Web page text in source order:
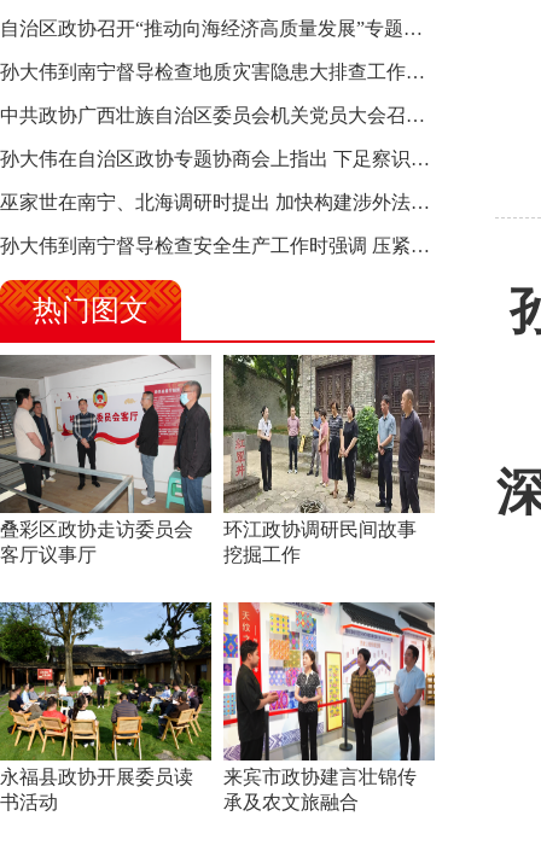
自治区政协召开“推动向海经济高质量发展”专题调研座谈会 钱学明出席并讲话
孙大伟到南宁督导检查地质灾害隐患大排查工作时强调 筑牢地质灾害安全防线 全力保障人民群众生命财产安全
中共政协广西壮族自治区委员会机关党员大会召开 选举产生新一届机关党委、机关纪委
孙大伟在自治区政协专题协商会上指出 下足察识谋督之功 恪尽服务大局之责 助推有色金属、关键金属产业高质量发展
巫家世在南宁、北海调研时提出 加快构建涉外法律供给集群 护航向海经济高质量发展
孙大伟到南宁督导检查安全生产工作时强调 压紧压实责任 狠抓隐患整治 坚决筑牢安全生产防线
热门图文
叠彩区政协走访委员会
客厅议事厅
环江政协调研民间故事
挖掘工作
永福县政协开展委员读
书活动
来宾市政协建言壮锦传
承及农文旅融合